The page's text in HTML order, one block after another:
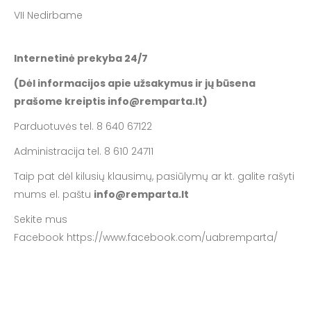
VII Nedirbame
Internetinė prekyba 24/7
(Dėl informacijos apie užsakymus ir jų būsena
prašome kreiptis info@remparta.lt)
Parduotuvės tel. 8 640 67122
Administracija tel. 8 610 24711
Taip pat dėl kilusių klausimų, pasiūlymų ar kt. galite rašyti
mums el. paštu info@remparta.lt
Sekite mus
Facebook https://www.facebook.com/uabremparta/